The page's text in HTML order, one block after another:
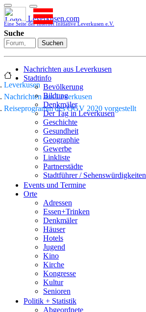
Leverkusen.com
Eine Seite der Internet Initiative Leverkusen e.V.
Suche
Suchen
Nachrichten aus Leverkusen
Stadtinfo
Bevölkerung
Bildung
Denkmäler
Der Tag in Leverkusen
Geschichte
Gesundheit
Geographie
Gewerbe
Linkliste
Partnerstädte
Stadtführer / Sehenswürdigkeiten
Stadtplan
Sport
Who is who
Wohnen
Events und Termine
Orte
Adressen
Essen+Trinken
Denkmäler
Häuser
Hotels
Jugend
Kino
Kirche
Kongresse
Kultur
Senioren
Stadtführer
Straßen
Politik + Statistik
Abgeordnete
Leverkusen
Nachrichten aus Leverkusen
Reiseprogramm des OGV 2020 vorgestellt